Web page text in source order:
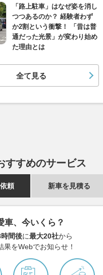
「路上駐車」はなぜ姿を消し
つつあるのか？ 経験者わず
か2割という衝撃！ 「昔は普
通だった光景」が変わり始め
た理由とは
全て見る
すすめのサービス
頼 新車を見積る
車、今いくら？
間後に最大20社から
果をWebでお知らせ！